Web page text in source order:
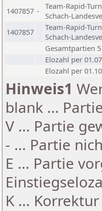
1407857 -
Team-Rapid-
Schach-
1407857
Team-Rapid-
Schach-
Gesamtpartien 5
Elozahl per
Elozahl per
Hinweis1
blank ...
V ... Partie
- ... Partie
E ... Partie
K ...